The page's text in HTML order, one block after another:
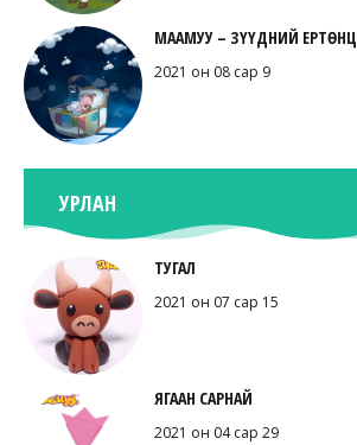
МААМУУ – ЗҮҮДНИЙ ЕРТӨНЦ
2021 он 08 сар 9
УРЛАН
ТУГАЛ
2021 он 07 сар 15
ЯГААН САРНАЙ
2021 он 04 сар 29